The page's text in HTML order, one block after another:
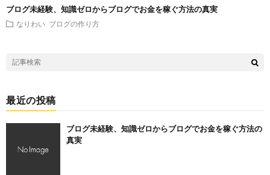
ブログ未経験、知識ゼロからブログでお金を稼ぐ方法の真実
なりわい ブログの作り方
最近の投稿
ブログ未経験、知識ゼロからブログでお金を稼ぐ方法の
真実